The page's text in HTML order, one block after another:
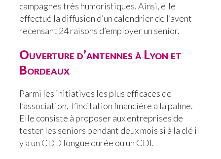
campagnes très humoristiques. Ainsi, elle
effectué la diffusion d’un calendrier de l’avent
recensant 24 raisons d’employer un senior.
Ouverture d’antennes à Lyon et
Bordeaux
Parmi les initiatives les plus efficaces de
l’association, l’incitation financière a la palme.
Elle consiste à proposer aux entreprises de
tester les seniors pendant deux mois si à la clé il
y a un CDD longue durée ou un CDI.